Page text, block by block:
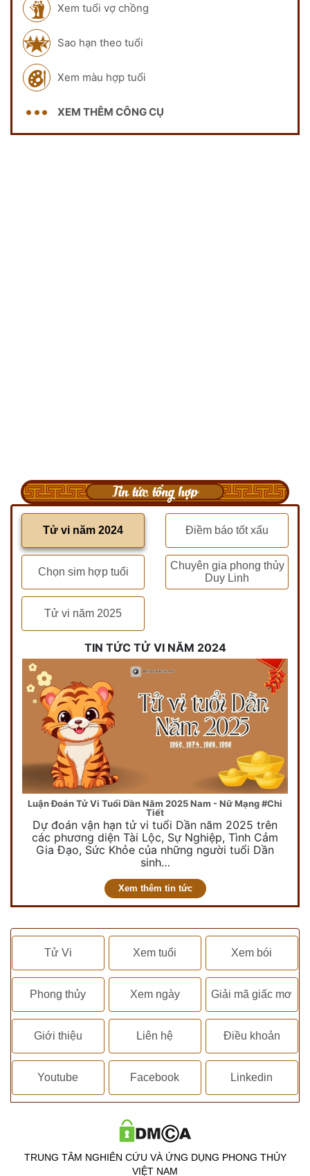
Xem tuổi vợ chồng
Sao hạn theo tuổi
Xem màu hợp tuổi
XEM THÊM CÔNG CỤ
Tin tức tổng hợp
Tử vi năm 2024 Điềm báo tốt xấu
Chọn sim hợp tuổi
Chuyên gia phong thủy
Duy Linh
Tử vi năm 2025
TIN TỨC TỬ VI NĂM 2024
Luận Đoán Tử Vi Tuổi Dần Năm 2025 Nam - Nữ Mạng #Chi
Tiết
Dự đoán vận hạn tử vi tuổi Dần năm 2025 trên
các phương diện Tài Lộc, Sự Nghiệp, Tình Cảm
Gia Đạo, Sức Khỏe của những người tuổi Dần
sinh…
Xem thêm tin tức
Tử Vi Xem tuổi Xem bói
Phong thủy Xem ngày Giải mã giấc mơ
Giới thiệu Liên hệ Điều khoản
Youtube Facebook Linkedin
TRUNG TÂM NGHIÊN CỨU VÀ ỨNG DỤNG PHONG THỦY
VIỆT NAM